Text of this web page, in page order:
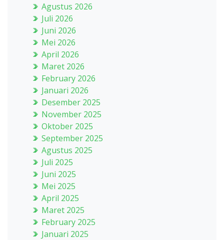
Agustus 2026
Juli 2026
Juni 2026
Mei 2026
April 2026
Maret 2026
February 2026
Januari 2026
Desember 2025
November 2025
Oktober 2025
September 2025
Agustus 2025
Juli 2025
Juni 2025
Mei 2025
April 2025
Maret 2025
February 2025
Januari 2025